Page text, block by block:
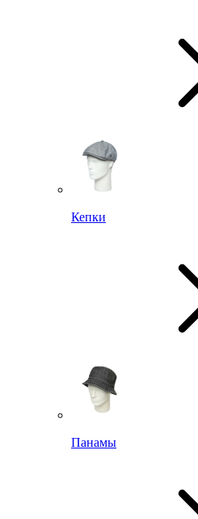
Кепки
Панамы